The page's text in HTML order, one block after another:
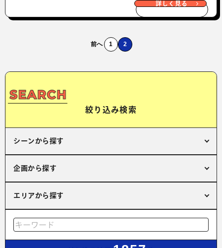
詳しく見る
前へ 1 2
絞り込み検索
シーンから探す
企画から探す
エリアから探す